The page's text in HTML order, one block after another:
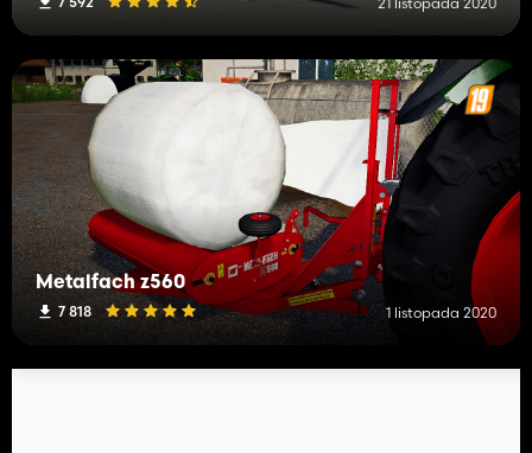
Metalfach z560
7 818 1 listopada 2020